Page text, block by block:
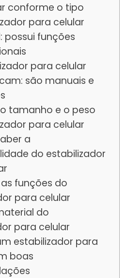
conforme o tipo
para celular
possui funções
para celular
são manuais e
tamanho e o peso
para celular
a
do estabilizador
funções do
para celular
do
para celular
estabilizador para
boas